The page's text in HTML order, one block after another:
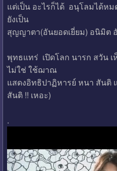
แต่เป็น อะไรก็ได้ อนุโลมได้ห
ยังเป็น
สุญญาตา(อันยอดเยี่ยม) อนิมิต
พุทธแทร่ เปิดโลก นารก สวัน
ไม่ใช่ ใช้ฌาณ
แสดงอิทธิปาฏิหารย์ หนา สันติ
สันติ !! เหอะ)
.